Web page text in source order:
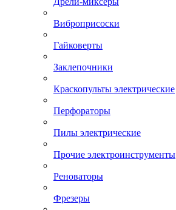
Виброприсоски
Гайковерты
Заклепочники
Краскопульты электрические
Перфораторы
Пилы электрические
Прочие электроинструменты
Реноваторы
Фрезеры